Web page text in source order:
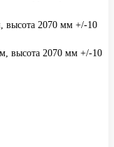
2070 мм +/-10
высота 2070 мм +/-10